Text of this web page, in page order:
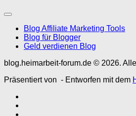
Blog Affiliate Marketing Tools
Blog für Blogger
Geld verdienen Blog
blog.heimarbeit-forum.de © 2026.
Präsentiert von - Entworfen mit dem